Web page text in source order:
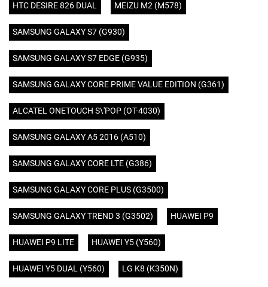
HTC DESIRE 826 DUAL MEIZU M2 (M578)
SAMSUNG GALAXY S7 (G930)
SAMSUNG GALAXY S7 EDGE (G935)
SAMSUNG GALAXY CORE PRIME VALUE EDITION (G361)
ALCATEL ONETOUCH S\'POP (OT-4030)
SAMSUNG GALAXY A5 2016 (A510)
SAMSUNG GALAXY CORE LTE (G386)
SAMSUNG GALAXY CORE PLUS (G3500)
SAMSUNG GALAXY TREND 3 (G3502) HUAWEI P9
HUAWEI P9 LITE HUAWEI Y5 (Y560)
HUAWEI Y5 DUAL (Y560) LG K8 (K350N)